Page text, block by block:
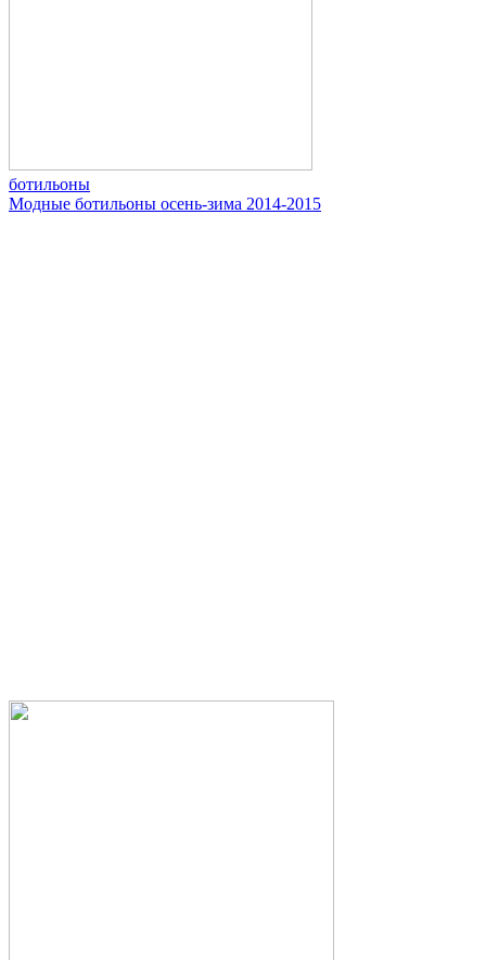
ботильоны
Модные ботильоны осень-зима 2014-2015